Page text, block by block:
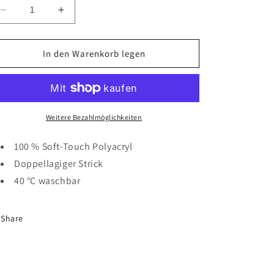
Verringere
die
Menge
Beanie
Logo
Erhöhe
die
Menge
für
Beanie
Rehna
Logo
In den Warenkorb legen
Weitere Bezahlmöglichkeiten
100 % Soft-Touch Polyacryl
Doppellagiger Strick
40 °C waschbar
Share